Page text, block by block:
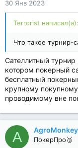
30 Янв 2023
Terrorist написал(а):
Что такое турнир-
Сателлитный
котором покерный
бесплатный
крупному
проводимому вне
A AgroMonkey
ПокерПро🥈